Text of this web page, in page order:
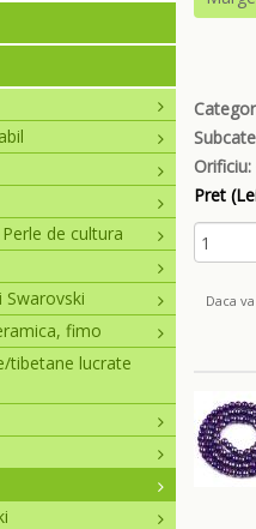
de cultura
Swarovski
fimo
tibetane lucrate
Orificiu:
Pret
Daca